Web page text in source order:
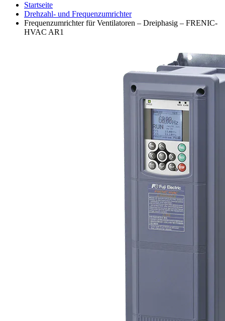
Startseite
Drehzahl- und Frequenzumrichter
Frequenzumrichter für Ventilatoren – Dreiphasig – FRENIC-
HVAC AR1